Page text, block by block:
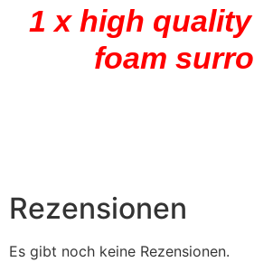
1 x high
foam
Rezensionen
Es gibt noch keine Rezensionen.